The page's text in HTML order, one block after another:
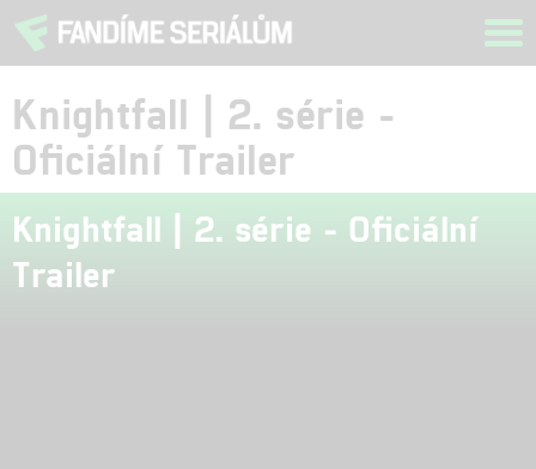
Knightfall | 2. série -
Oficiální Trailer
Knightfall | 2. série - Oficiální
Trailer